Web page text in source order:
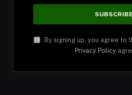
By signing up, you agree to
Privacy Policy